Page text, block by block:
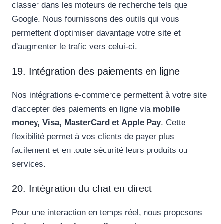
classer dans les moteurs de recherche tels que
Google. Nous fournissons des outils qui vous
permettent d'optimiser davantage votre site et
d'augmenter le trafic vers celui-ci.
19. Intégration des paiements en ligne
Nos intégrations e-commerce permettent à votre site
d'accepter des paiements en ligne via mobile
money, Visa, MasterCard et Apple Pay. Cette
flexibilité permet à vos clients de payer plus
facilement et en toute sécurité leurs produits ou
services.
20. Intégration du chat en direct
Pour une interaction en temps réel, nous proposons